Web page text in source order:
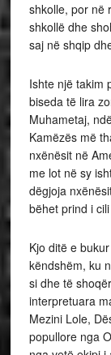
shkolle, por në
shkollë dhe
saj në shqip
Ishte një takim
biseda të lira
Muhametaj,
Kamëzës më
nxënësit në
me lot në sy
dëgjoja
bëhet prind i
Kjo ditë e
këndshëm, ku
si dhe të
interpretuara
Mezini Lole,
popullore nga